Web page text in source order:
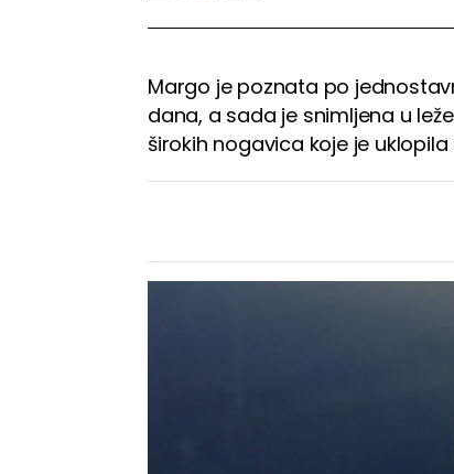
Margo je poznata po
dana, a sada je snimljena u
širokih nogavica koje je